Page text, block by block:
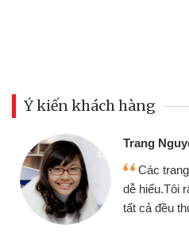
Ý kiến khách hàng
thân thiện,
chóng
tốt